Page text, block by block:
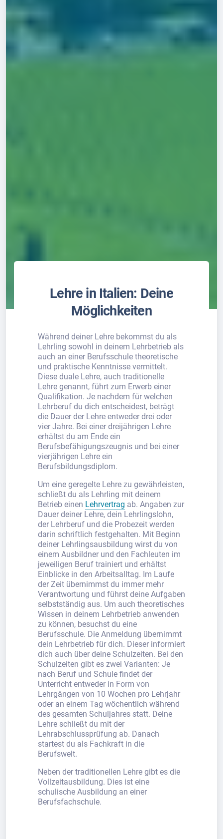
Lehre in Italien: Deine
Möglichkeiten
Während deiner Lehre bekommst du als
Lehrling sowohl in deinem Lehrbetrieb als
auch an einer Berufsschule theoretische
und praktische Kenntnisse vermittelt.
Diese duale Lehre, auch traditionelle
Lehre genannt, führt zum Erwerb einer
Qualifikation. Je nachdem für welchen
Lehrberuf du dich entscheidest, beträgt
die Dauer der Lehre entweder drei oder
vier Jahre. Bei einer dreijährigen Lehre
erhältst du am Ende ein
Berufsbefähigungszeugnis und bei einer
vierjährigen Lehre ein
Berufsbildungsdiplom.
Um eine geregelte Lehre zu gewährleisten,
schließt du als Lehrling mit deinem
Betrieb einen Lehrvertrag ab. Angaben zur
Dauer deiner Lehre, dein Lehrlingslohn,
der Lehrberuf und die Probezeit werden
darin schriftlich festgehalten. Mit Beginn
deiner Lehrlingsausbildung wirst du von
einem Ausbildner und den Fachleuten im
jeweiligen Beruf trainiert und erhältst
Einblicke in den Arbeitsalltag. Im Laufe
der Zeit übernimmst du immer mehr
Verantwortung und führst deine Aufgaben
selbstständig aus. Um auch theoretisches
Wissen in deinem Lehrbetrieb anwenden
zu können, besuchst du eine
Berufsschule. Die Anmeldung übernimmt
dein Lehrbetrieb für dich. Dieser informiert
dich auch über deine Schulzeiten. Bei den
Schulzeiten gibt es zwei Varianten: Je
nach Beruf und Schule findet der
Unterricht entweder in Form von
Lehrgängen von 10 Wochen pro Lehrjahr
oder an einem Tag wöchentlich während
des gesamten Schuljahres statt. Deine
Lehre schließt du mit der
Lehrabschlussprüfung ab. Danach
startest du als Fachkraft in die
Berufswelt.
Neben der traditionellen Lehre gibt es die
Vollzeitausbildung. Dies ist eine
schulische Ausbildung an einer
Berufsfachschule.